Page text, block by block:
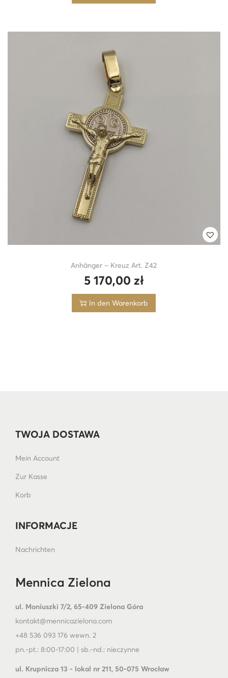
Anhänger – Kreuz Art. Z42
5 170,00 zł
In den Warenkorb
TWOJA DOSTAWA
Mein Account
Zur Kasse
Korb
INFORMACJE
Nachrichten
Mennica Zielona
ul. Moniuszki 7/2, 65-409 Zielona Góra
kontakt@mennicazielona.com
+48 536 093 176 wewn. 2
pn.-pt.: 8:00-17:00 | sb.-nd.: nieczynne
ul. Krupnicza 13 - lokal nr 211, 50-075 Wrocław